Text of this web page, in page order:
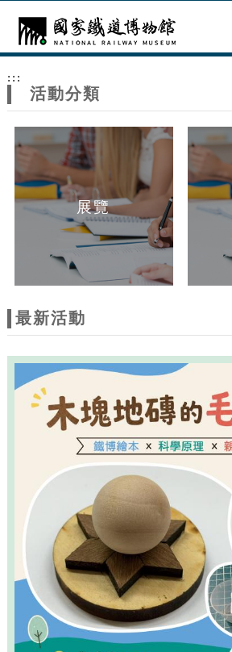
網
站
主
題
:::
活動分類
展覽
最新活動